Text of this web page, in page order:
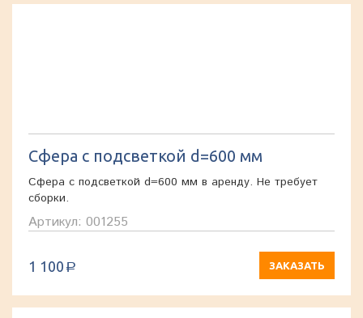
Сфера с подсветкой d=600 мм
Сфера с подсветкой d=600 мм в аренду. Не требует
сборки.
Артикул: 001255
1 100 a ЗАКАЗАТЬ